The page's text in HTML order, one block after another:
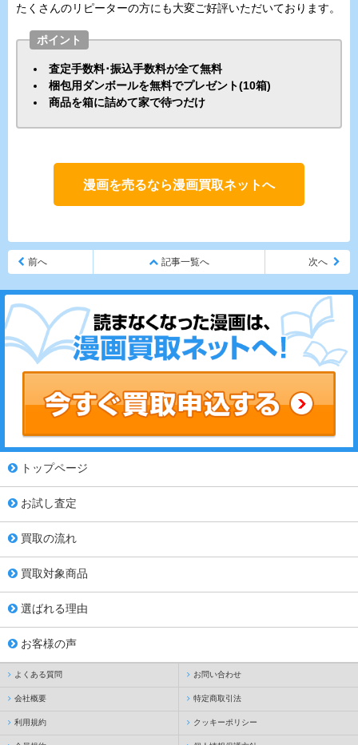
たくさんのリピーターの方にも大変ご好評いただいております。
ポイント
査定手数料･振込手数料が全て無料
梱包用ダンボールを無料でプレゼント(10箱)
商品を箱に詰めて家で待つだけ
漫画を売るなら漫画買取ネットへ
前へ 記事一覧へ 次へ
トップページ
お試し査定
買取の流れ
買取対象商品
選ばれる理由
お客様の声
よくある質問 お問い合わせ
会社概要 特定商取引法
利用規約 クッキーポリシー